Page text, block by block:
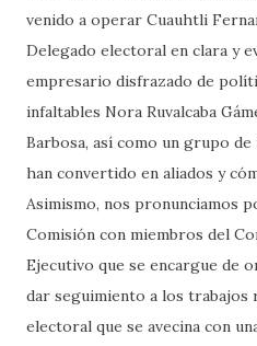
venido a operar Cuauhtli
Delegado electoral en clara y
empresario disfrazado de
infaltables Nora Ruvalcaba
Barbosa, así como un grupo
han convertido en aliados y
Asimismo, nos pronunciamos
Comisión con miembros del
Ejecutivo que se encargue de
dar seguimiento a los trabajos
electoral que se avecina con